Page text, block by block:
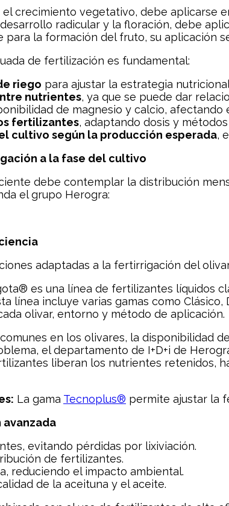
el crecimiento vegetativo, debe aplicarse
radicular y la floración, debe
para la formación del fruto, su aplicación
de fertilización es fundamental:
riego para ajustar la estrategia
nutrientes, ya que se puede dar
de magnesio y calcio, afectando
fertilizantes, adaptando dosis y
cultivo según la producción esperada,
a la fase del cultivo
debe contemplar la distribución
el grupo Herogra:
adaptadas a la fertirrigación del
es una línea de fertilizantes líquidos
línea incluye varias gamas como
olivar, entorno y método de aplicación.
en los olivares, la
el departamento de I+D+i de
liberan los nutrientes retenidos,
La gama Tecnoplus® permite ajustar la
evitando pérdidas por lixiviación.
de fertilizantes.
reduciendo el impacto ambiental.
de la aceituna y el aceite.